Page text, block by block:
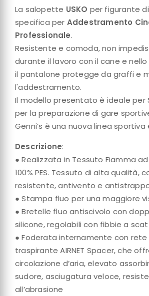
La salopette USKO per figurante di
specifica per Addestramento
Professionale.
Resistente e comoda, non
durante il lavoro con il cane e
il pantalone protegge da graffi e
l'addestramento.
Il modello presentato è ideale per
per la preparazione di gare
Genni’s è una nuova linea
Descrizione:
● Realizzata in Tessuto Fiamma
100% PES. Tessuto di alta qualità,
resistente, antivento e
● Stampa fluo per una maggiore
● Bretelle fluo antiscivolo con
silicone, regolabili con fibbie a
● Foderata internamente con
traspirante AIRNET Spacer, che
circolazione d’aria, elevato
sudore, asciugatura veloce,
all’abrasione